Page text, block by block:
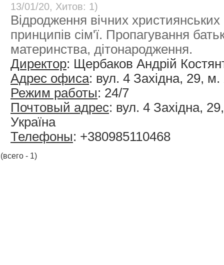
13/01/20, Хитов: 1)
Відродження вічних християнських
принципів сім'ї. Пропагування
материнства, дітонародження.
Директор: Щербаков Андрій
Адрес офиса: вул. 4 Західна, 29, м.
Режим работы: 24/7
Почтовый адрес: вул. 4 Західна,
Україна
Телефоны: +380985110468
(всего - 1)